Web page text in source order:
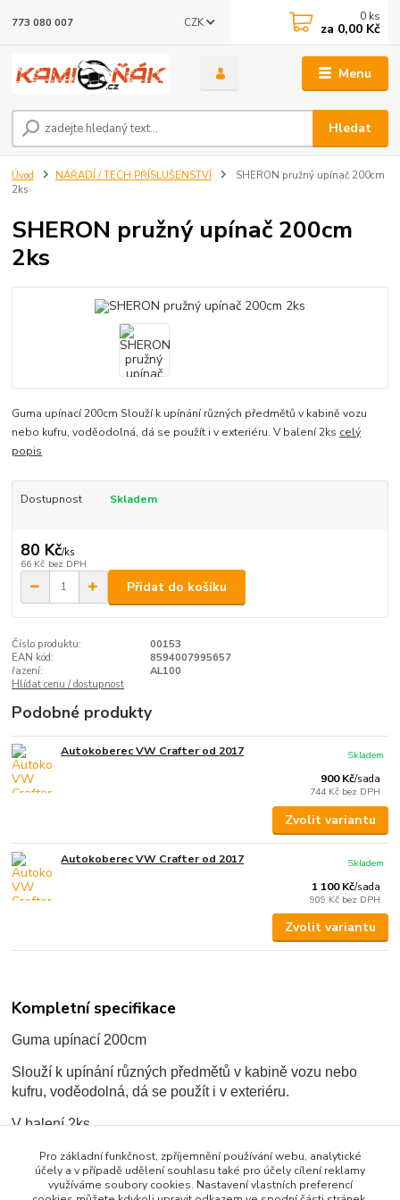
Menu
CZK
Hledat
773 080 007 0 ks
za 0,00 Kč
Úvod NÁŘADÍ / TECH.PŘÍSLUŠENSTVÍ
SHERON pružný upínač 200cm
2ks
SHERON pružný upínač 200cm
2ks
Guma upínací 200cm Slouží k upínání různých předmětů v kabině vozu
nebo kufru, voděodolná, dá se použít i v exteriéru. V balení 2ks celý
popis
Dostupnost Skladem
80 Kč/ks
66 Kč bez DPH
Přidat do košíku
Číslo produktu:
00153
EAN kód:
8594007995657
řazení:
AL100
Hlídat cenu / dostupnost
Podobné produkty
Autokoberec VW Crafter od 2017
900 Kč/sada
744 Kč bez DPH
Skladem
Zvolit variantu
Autokoberec VW Crafter od 2017
1 100 Kč/sada
909 Kč bez DPH
Skladem
Zvolit variantu
Kompletní specifikace
Guma upínací 200cm
Slouží k upínání různých předmětů v kabině vozu nebo
kufru, voděodolná, dá se použít i v exteriéru.
V balení 2ks
Zboží zařazeno v kategoriích
Pro základní funkčnost, zpříjemnění používání webu, analytické
účely a v případě udělení souhlasu také pro účely cílení reklamy
využíváme soubory cookies. Nastavení vlastních preferencí